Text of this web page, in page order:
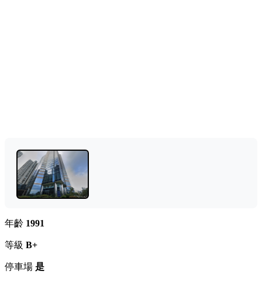
年齡 1991
等級 B+
停車場 是